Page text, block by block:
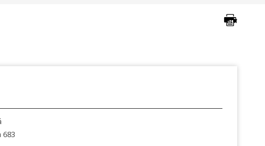
683